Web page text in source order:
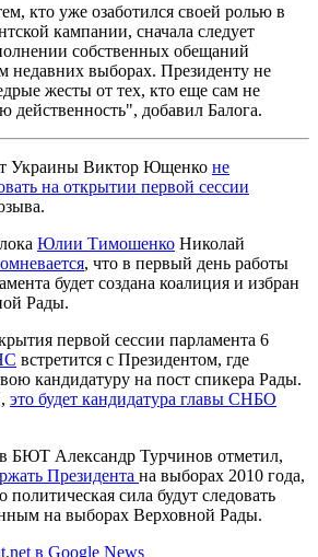
кто уже озаботился своей ролью в
кампании, сначала следует
собственных обещаний
недавних выборах. Президенту не
жесты от тех, кто еще сам не
действенность", добавил Балога.
Украины Виктор Ющенко не
на открытии первой сессии
Юлии Тимошенко Николай
, что в первый день работы
будет создана коалиция и избран
Рады.
первой сессии парламента 6
встретится с Президентом, где
кандидатуру на пост спикера Рады.
это будет кандидатура главы СНБО
БЮТ Александр Турчинов отметил,
Президента на выборах 2010 года,
политическая сила будут следовать
на выборах Верховной Рады.
в Google News